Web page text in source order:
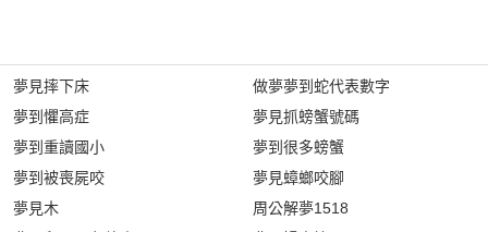
夢見摔下床
夢到懼高症
夢到重讀國小
夢到被喪屍咬
夢見木
做夢夢到蛇代表數字
夢見抓螃蟹號碼
夢到很多螃蟹
夢見蟑螂咬腳
周公解夢1518